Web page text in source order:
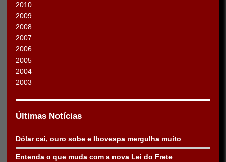
2010
2009
2008
2007
2006
2005
2004
2003
Últimas Notícias
Dólar cai, ouro sobe e Ibovespa mergulha muito
Entenda o que muda com a nova Lei do Frete